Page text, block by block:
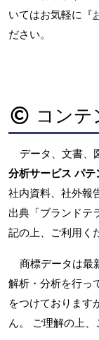
いてはお気軽に『
ださい。
コンテ
データ、文書、
分析サービス パ
社内資料、社外報
出典「ブランドテ
記の上、ご利用く
商標データは最
解析・分析を行っ
をつけております
ん。 ご理解の上、